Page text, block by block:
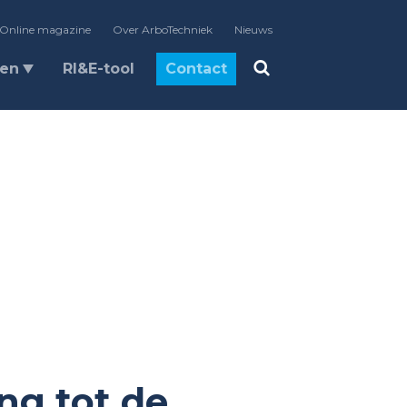
Online magazine Over ArboTechniek Nieuws
RI&E-tool Contact